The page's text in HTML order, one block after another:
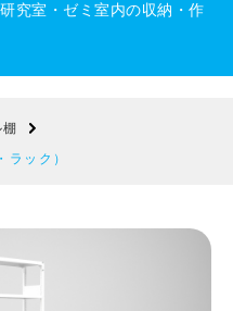
究室・ゼミ室内の収納・作
ック）